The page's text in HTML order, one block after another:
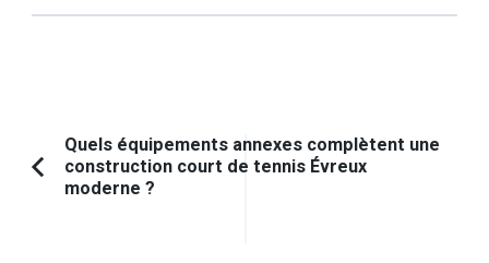
Navigation
d'article
Article
Quels équipements annexes complètent une
construction court de tennis Évreux
moderne ?